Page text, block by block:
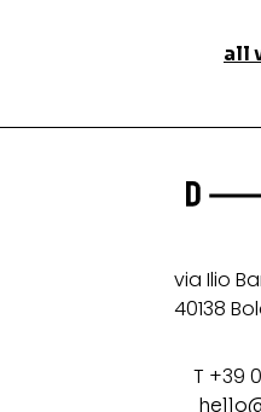
all
via Ilio
40138
T +39